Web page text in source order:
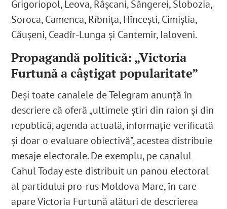
Grigoriopol, Leova, Râșcani, Sângerei, Slobozia,
Soroca, Camenca, Rîbnița, Hîncești, Cimișlia,
Căușeni, Ceadîr-Lunga și Cantemir, Ialoveni.
Propagandă politică: „Victoria
Furtună a câștigat popularitate”
Deși toate canalele de Telegram anunță în
descriere că oferă „ultimele știri din raion și din
republică, agenda actuală, informație verificată
și doar o evaluare obiectivă”, acestea distribuie
mesaje electorale. De exemplu, pe canalul
Cahul Today este distribuit un panou electoral
al partidului pro-rus Moldova Mare, în care
apare Victoria Furtună alături de descrierea